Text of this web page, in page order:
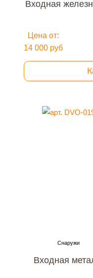
Входная
Цена от:
14 000 руб
Входная